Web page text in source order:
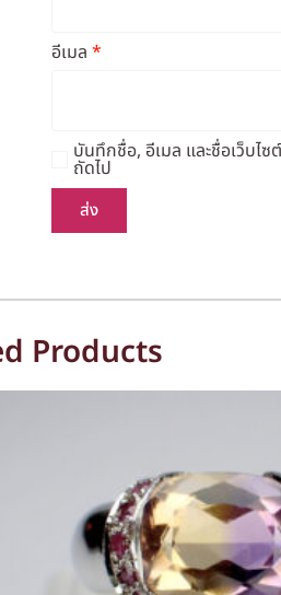
อีเมล*
บันทึกชื่อ, อีเมล และชื่อเว็บไ
ถัดไป
Products